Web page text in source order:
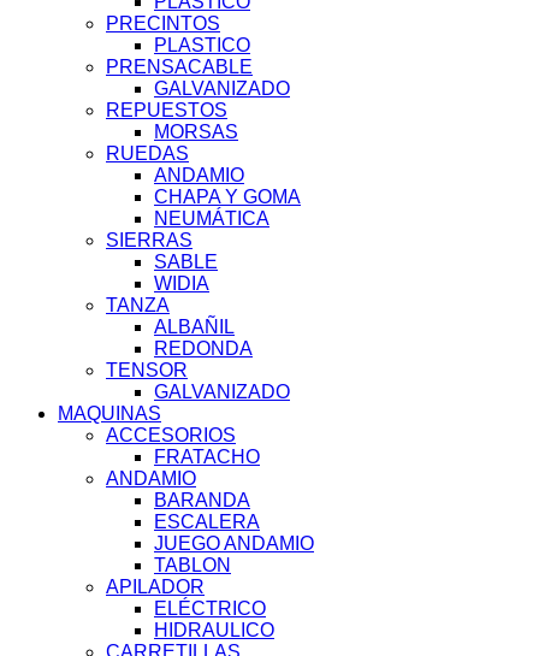
PRECINTOS
PLASTICO
PRENSACABLE
GALVANIZADO
REPUESTOS
MORSAS
RUEDAS
ANDAMIO
CHAPA Y GOMA
NEUMÁTICA
SIERRAS
SABLE
WIDIA
TANZA
ALBAÑIL
REDONDA
TENSOR
GALVANIZADO
MAQUINAS
ACCESORIOS
FRATACHO
ANDAMIO
BARANDA
ESCALERA
JUEGO ANDAMIO
TABLON
APILADOR
ELÉCTRICO
HIDRAULICO